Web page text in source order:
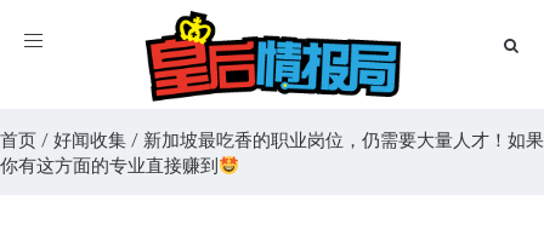
Toggle
首页 / 好闻收集 / 新加坡最吃香的职业岗位，仍需要大量人才！如果
你有这方面的专业直接赚到